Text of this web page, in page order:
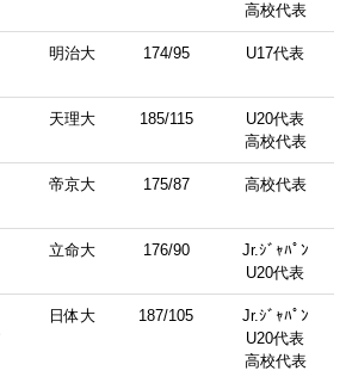
高校代表
明治大 174/95 U17代表
天理大 185/115
U20代表
高校代表
帝京大 175/87 高校代表
立命大 176/90
Jr.ｼﾞｬﾊﾟﾝ
U20代表
日体大 187/105
Jr.ｼﾞｬﾊﾟﾝ
U20代表
高校代表